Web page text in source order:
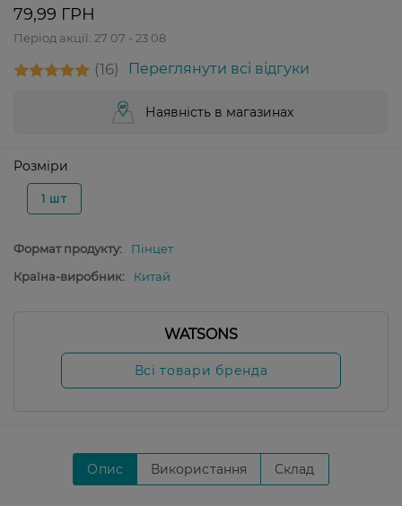
79,99 ГРН
Період акції: 27 07 - 23 08
16 Переглянути всі відгуки
Наявність в магазинах
Розміри
1 шт
Формат продукту:
Пінцет
Країна-виробник:
Китай
WATSONS
Всі товари бренда
Опис Використання Склад